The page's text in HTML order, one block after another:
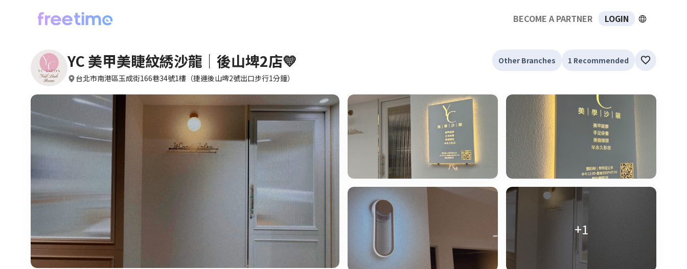
BECOME A PARTNER LOGIN
YC 美甲美睫紋綉沙龍｜後山埤2店💛
台北市南港區玉成街166巷34號1樓（捷運後山埤2號出口步行1分鐘）
Other Branches 1 Recommended
+1